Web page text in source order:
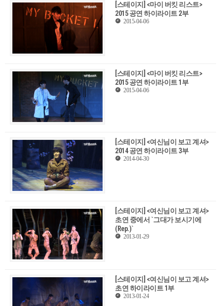
[스테이지] <마이 버킷 리스트>
2015 공연 하이라이트 2부
2015-04-06
[스테이지] <마이 버킷 리스트>
2015 공연 하이라이트 1부
2015-04-06
[스테이지] <여신님이 보고 계셔>
2014 공연 하이라이트 3부
2014-04-30
[스테이지] <여신님이 보고 계셔>
초연 중에서 `그대가 보시기에
(Rep.)`
2013-01-29
[스테이지] <여신님이 보고 계셔>
초연 하이라이트 1부
2013-01-24